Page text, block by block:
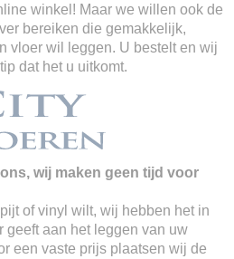
winkel! Maar we willen ook de
bereiken die gemakkelijk,
vloer wil leggen. U bestelt en wij
dat het u uitkomt.
wij maken geen tijd voor
of vinyl wilt, wij hebben het in
geeft aan het leggen van uw
een vaste prijs plaatsen wij de